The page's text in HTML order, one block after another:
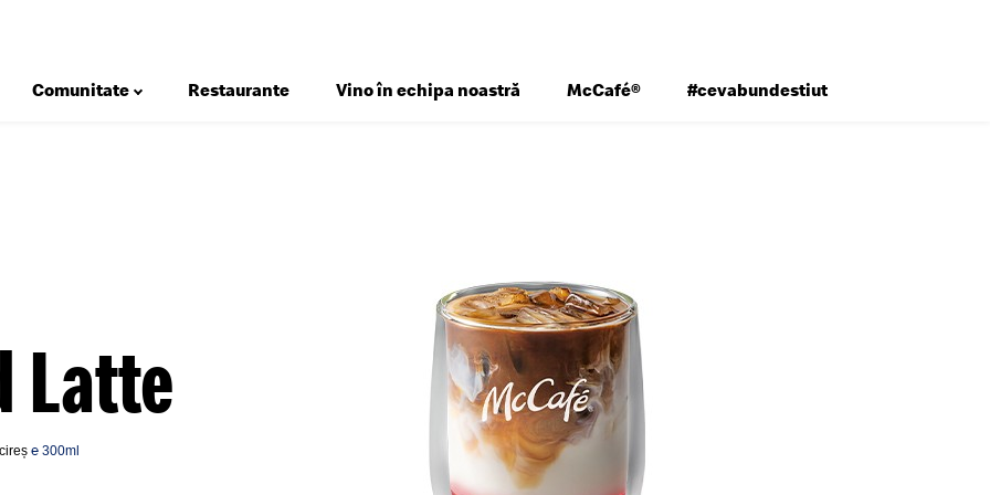
Happy Meal®
Meniuri
Sosuri
Comunitate Restaurante Vino în echipa noastră McCafé® #cevabundestiut
Latte
℮ 300ml